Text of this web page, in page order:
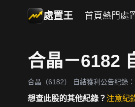
處置王 首頁 熱門處
合晶－6182
合晶（6182） 自結獲利公告紀錄
想查此股的其他紀錄？注意紀